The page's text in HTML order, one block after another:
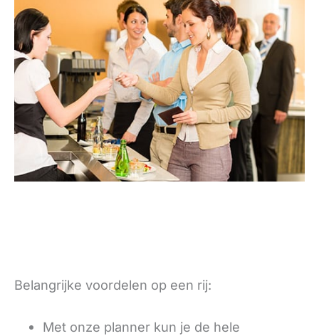
Belangrijke voordelen op een rij:
Met onze planner kun je de hele